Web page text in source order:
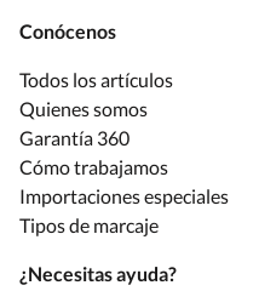
Conócenos
Todos los artículos
Quienes somos
Garantía 360
Cómo trabajamos
Importaciones especiales
Tipos de marcaje
¿Necesitas ayuda?